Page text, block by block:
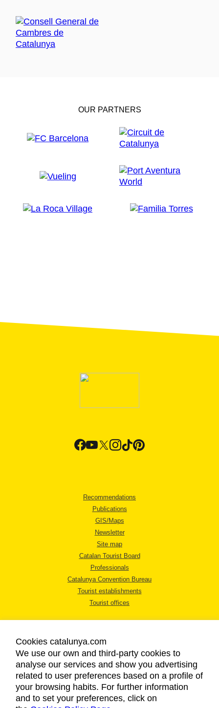
OUR PARTNERS
Recommendations
Publications
GIS/Maps
Newsletter
Site map
Catalan Tourist Board
Professionals
Catalunya Convention Bureau
Tourist establishments
Tourist offices
LEGAL NOTICE
PRIVACY POLICY
COOKIES POLICY
Cookies catalunya.com
We use our own and third-party cookies to
analyse our services and show you advertising
related to user preferences based on a profile of
your browsing habits. For further information
and to set your preferences, click on